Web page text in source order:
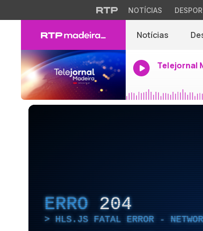
NOTÍCIAS
Notícias
Telejornal
ERRO 204
HLS.JS FATAL ERROR -